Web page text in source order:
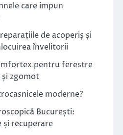
care impun
de acoperiș și
învelitorii
pentru ferestre
și zgomot
moderne?
București:
recuperare